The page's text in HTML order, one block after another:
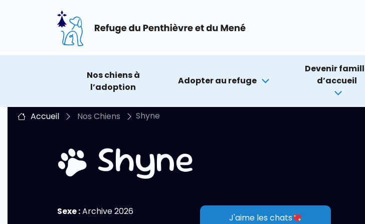
Nos chiens à
l’adoption
Adopter au refuge
Devenir
d’accueil
Accueil Nos Chiens Shyne
Shyne
Sexe :Archive 2026
J'aime les chats